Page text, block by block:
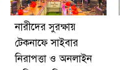
নারীদের সুরক্ষায়
টেকনাফে সাইবার
নিরাপত্তা ও অনলাইন